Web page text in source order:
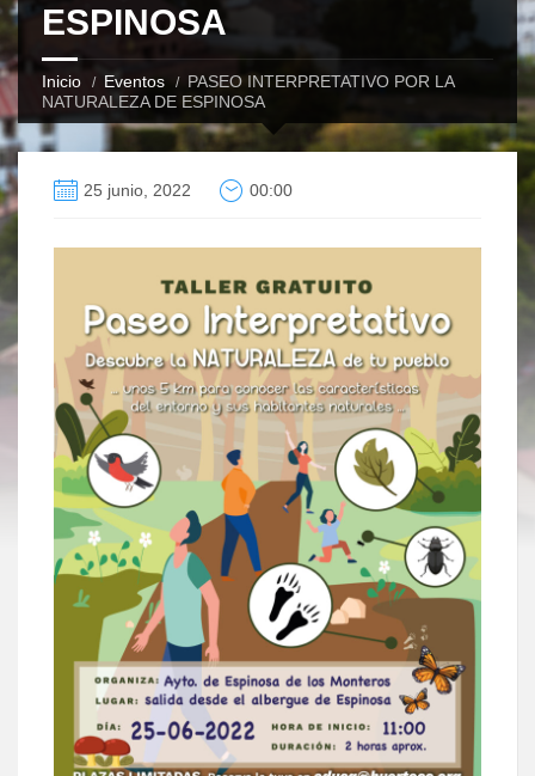
ESPINOSA
Inicio Eventos
PASEO INTERPRETATIVO POR LA
NATURALEZA DE ESPINOSA
25 junio, 2022 00:00